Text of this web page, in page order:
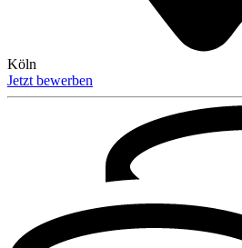
Köln
Jetzt bewerben